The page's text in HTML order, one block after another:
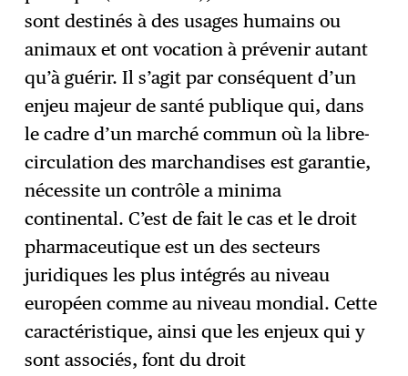
sont destinés à des usages humains ou
animaux et ont vocation à prévenir autant
qu’à guérir. Il s’agit par conséquent d’un
enjeu majeur de santé publique qui, dans
le cadre d’un marché commun où la libre-
circulation des marchandises est garantie,
nécessite un contrôle a minima
continental. C’est de fait le cas et le droit
pharmaceutique est un des secteurs
juridiques les plus intégrés au niveau
européen comme au niveau mondial. Cette
caractéristique, ainsi que les enjeux qui y
sont associés, font du droit